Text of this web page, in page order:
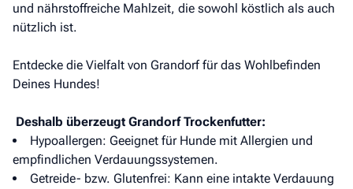
und nährstoffreiche Mahlzeit, die sowohl köstlich als auch
nützlich ist.
Entdecke die Vielfalt von Grandorf für das Wohlbefinden
Deines Hundes!
Deshalb überzeugt Grandorf Trockenfutter:
Hypoallergen: Geeignet für Hunde mit Allergien und
empfindlichen Verdauungssystemen.
Getreide- bzw. Glutenfrei: Kann eine intakte Verdauung